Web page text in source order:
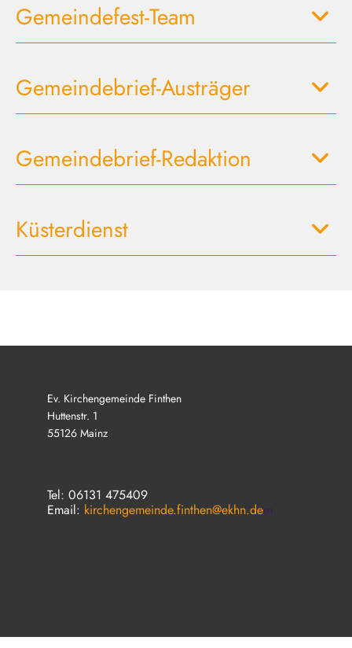
Gemeindefest-Team
Gemeindebrief-Austräger
Gemeindebrief-Redaktion
Küsterdienst
Ev. Kirchengemeinde Finthen
Huttenstr. 1
55126 Mainz
Tel: 06131 475409
Email: kirchengemeinde.finthen@ekhn.dem